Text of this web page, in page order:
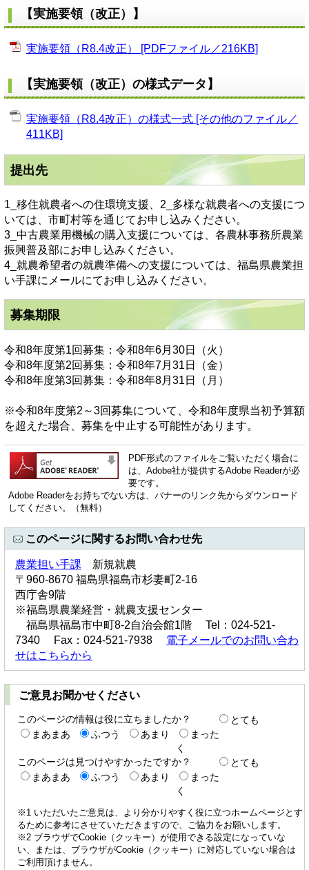
【実施要領（改正）】
実施要領（R8.4改正） [PDFファイル／216KB]
【実施要領（改正）の様式データ】
実施要領（R8.4改正）の様式一式 [その他のファイル／
411KB]
提出先
1_移住就農者への住環境支援、2_多様な就農者への支援につ
いては、市町村等を通じてお申し込みください。
3_中古農業用機械の購入支援については、各農林事務所農業
振興普及部にお申し込みください。
4_就農希望者の就農準備への支援については、福島県農業担
い手課にメールにてお申し込みください。
募集期限
令和8年度第1回募集：令和8年6月30日（火）
令和8年度第2回募集：令和8年7月31日（金）
令和8年度第3回募集：令和8年8月31日（月）
※令和8年度第2～3回募集について、令和8年度県当初予算額
を超えた場合、募集を中止する可能性があります。
PDF形式のファイルをご覧いただく場合に
は、Adobe社が提供するAdobe Readerが必
要です。
Adobe Readerをお持ちでない方は、バナーのリンク先からダウンロード
してください。（無料）
このページに関するお問い合わせ先
農業担い手課 新規就農
〒960-8670 福島県福島市杉妻町2-16
西庁舎9階
※福島県農業経営・就農支援センター
福島県福島市中町8-2自治会館1階 Tel：024-521-
7340 Fax：024-521-7938 電子メールでのお問い合わ
せはこちらから
ご意見お聞かせください
このページの情報は役に立ちましたか？
とても
まあまあ
ふつう あまり
まった
く
このページは見つけやすかったですか？
とても
まあまあ
ふつう あまり
まった
く
※1 いただいたご意見は、より分かりやすく役に立つホームページとす
るために参考にさせていただきますので、ご協力をお願いします。
※2 ブラウザでCookie（クッキー）が使用できる設定になっていな
い、または、ブラウザがCookie（クッキー）に対応していない場合は
ご利用頂けません。